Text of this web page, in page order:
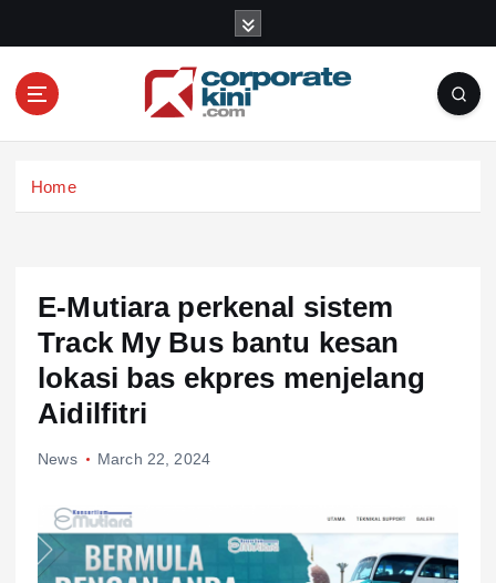
o
Home
E-Mutiara perkenal sistem
Track My Bus bantu kesan
lokasi bas ekpres menjelang
Aidilfitri
News March 22, 2024